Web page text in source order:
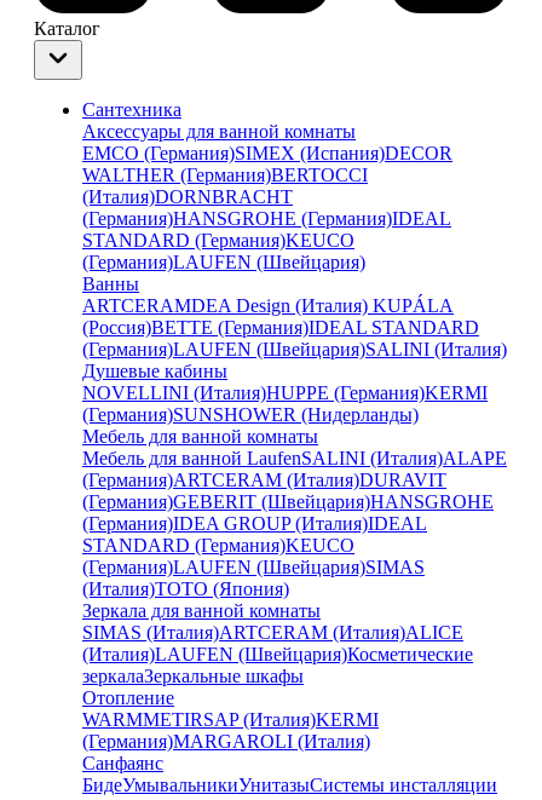
Каталог
Сантехника
Аксессуары для ванной комнаты
EMCO (Германия)SIMEX (Испания)DECOR
WALTHER (Германия)BERTOCCI
(Италия)DORNBRACHT
(Германия)HANSGROHE (Германия)IDEAL
STANDARD (Германия)KEUCO
(Германия)LAUFEN (Швейцария)
Ванны
ARTCERAMDEA Design (Италия) KUPÁLA
(Россия)BETTE (Германия)IDEAL STANDARD
(Германия)LAUFEN (Швейцария)SALINI (Италия)
Душевые кабины
NOVELLINI (Италия)HUPPE (Германия)KERMI
(Германия)SUNSHOWER (Нидерланды)
Мебель для ванной комнаты
Мебель для ванной LaufenSALINI (Италия)ALAPE
(Германия)ARTCERAM (Италия)DURAVIT
(Германия)GEBERIT (Швейцария)HANSGROHE
(Германия)IDEA GROUP (Италия)IDEAL
STANDARD (Германия)KEUCO
(Германия)LAUFEN (Швейцария)SIMAS
(Италия)TOTO (Япония)
Зеркала для ванной комнаты
SIMAS (Италия)ARTCERAM (Италия)ALICE
(Италия)LAUFEN (Швейцария)Косметические
зеркалаЗеркальные шкафы
Отопление
WARMMETIRSAP (Италия)KERMI
(Германия)MARGAROLI (Италия)
Санфаянс
БидеУмывальникиУнитазыСистемы инсталляции